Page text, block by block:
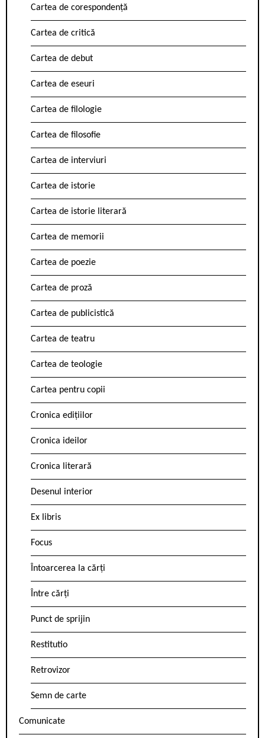
Cartea de corespondență
Cartea de critică
Cartea de debut
Cartea de eseuri
Cartea de filologie
Cartea de filosofie
Cartea de interviuri
Cartea de istorie
Cartea de istorie literară
Cartea de memorii
Cartea de poezie
Cartea de proză
Cartea de publicistică
Cartea de teatru
Cartea de teologie
Cartea pentru copii
Cronica edițiilor
Cronica ideilor
Cronica literară
Desenul interior
Ex libris
Focus
Întoarcerea la cărți
Între cărți
Punct de sprijin
Restitutio
Retrovizor
Semn de carte
Comunicate